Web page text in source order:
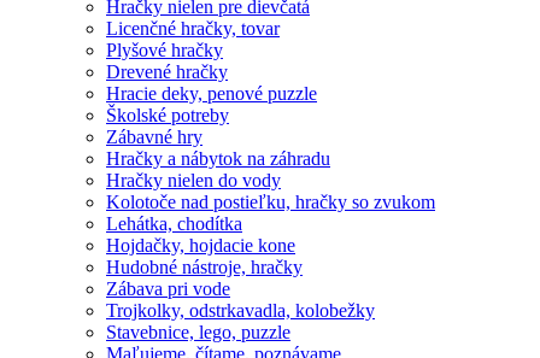
Hračky nielen pre dievčatá
Licenčné hračky, tovar
Plyšové hračky
Drevené hračky
Hracie deky, penové puzzle
Školské potreby
Zábavné hry
Hračky a nábytok na záhradu
Hračky nielen do vody
Kolotoče nad postieľku, hračky so zvukom
Lehátka, chodítka
Hojdačky, hojdacie kone
Hudobné nástroje, hračky
Zábava pri vode
Trojkolky, odstrkavadla, kolobežky
Stavebnice, lego, puzzle
Maľujeme, čítame, poznávame